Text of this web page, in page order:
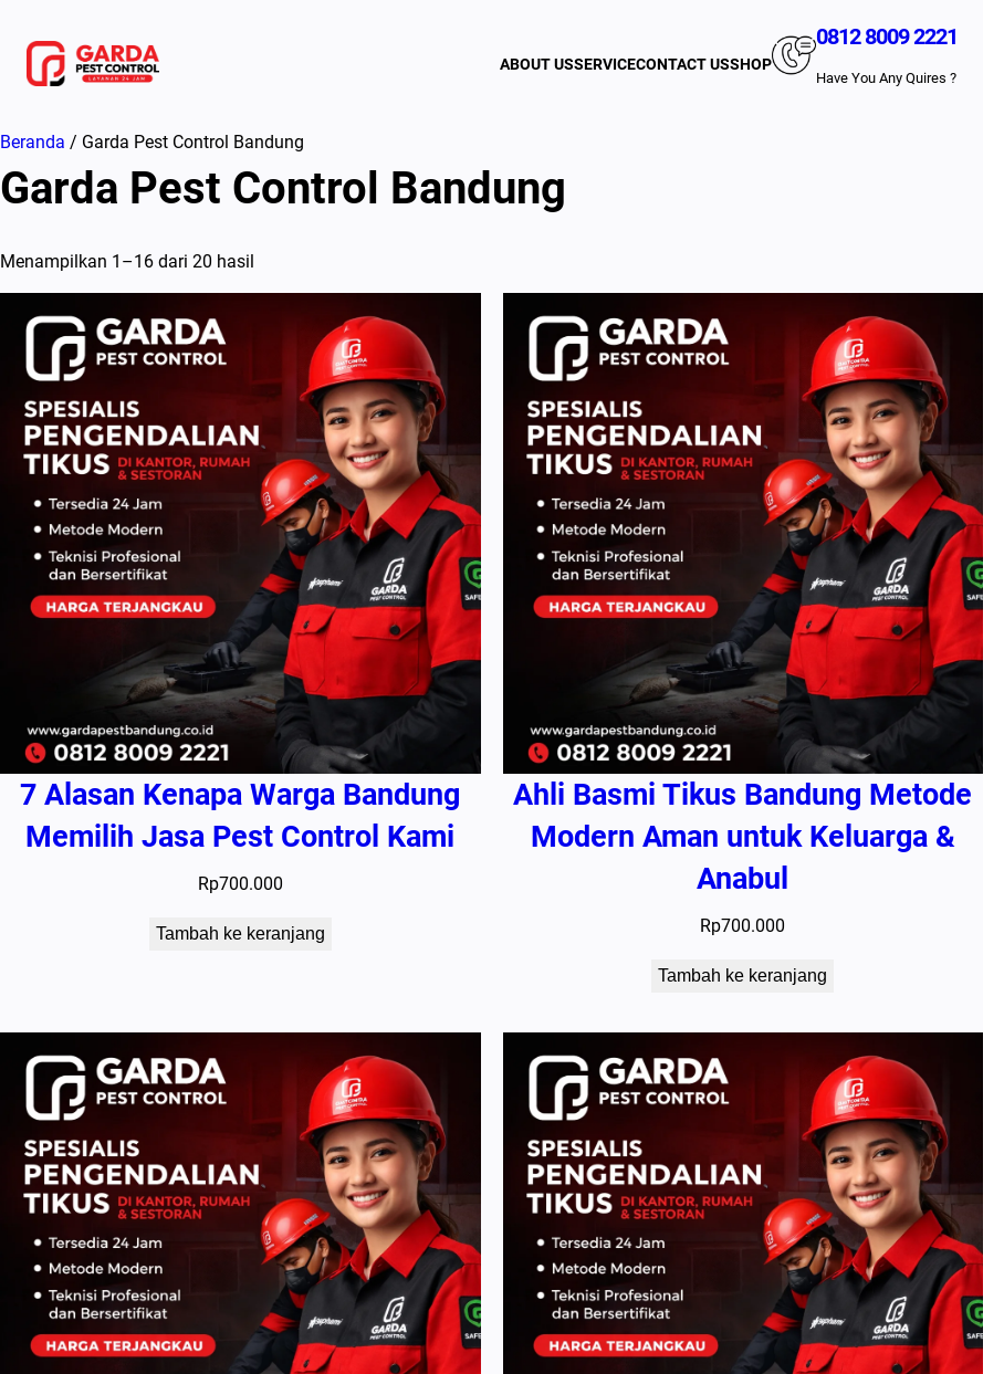
konten
ABOUT USSERVICECONTACT USSHOP
0812 8009 2221
Have You Any Quires ?
Beranda / Garda Pest Control Bandung
Garda Pest Control Bandung
Menampilkan 1–16 dari 20 hasil
7 Alasan Kenapa Warga Bandung
Memilih Jasa Pest Control Kami
Rp700.000
Tambah ke keranjang
Ahli Basmi Tikus Bandung Metode
Modern Aman untuk Keluarga &
Anabul
Rp700.000
Tambah ke keranjang